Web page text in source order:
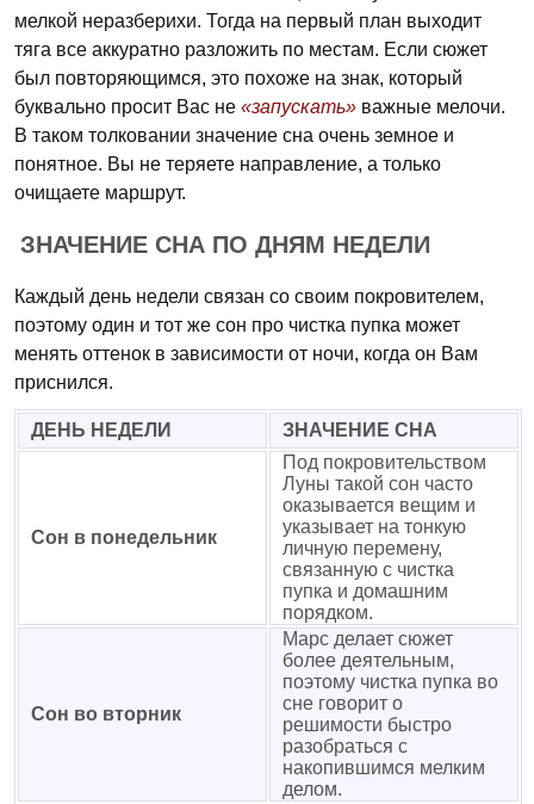
мелкой неразберихи. Тогда на первый план выходит
тяга все аккуратно разложить по местам. Если сюжет
был повторяющимся, это похоже на знак, который
буквально просит Вас не «запускать» важные мелочи.
В таком толковании значение сна очень земное и
понятное. Вы не теряете направление, а только
очищаете маршрут.
ЗНАЧЕНИЕ СНА ПО ДНЯМ НЕДЕЛИ
Каждый день недели связан со своим покровителем,
поэтому один и тот же сон про чистка пупка может
менять оттенок в зависимости от ночи, когда он Вам
приснился.
ДЕНЬ НЕДЕЛИ ЗНАЧЕНИЕ СНА
Сон в понедельник
Под покровительством
Луны такой сон часто
оказывается вещим и
указывает на тонкую
личную перемену,
связанную с чистка
пупка и домашним
порядком.
Сон во вторник
Марс делает сюжет
более деятельным,
поэтому чистка пупка во
сне говорит о
решимости быстро
разобраться с
накопившимся мелким
делом.